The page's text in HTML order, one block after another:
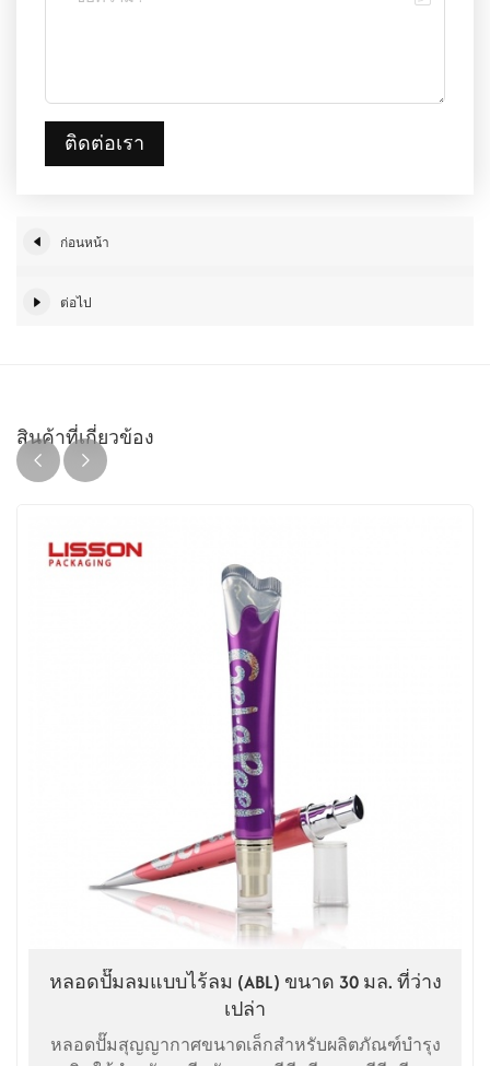
ติดต่อเรา
ก่อนหน้า
ต่อไป
สินค้าที่เกี่ยวข้อง
หลอดปั๊มลมแบบไร้ลม (ABL) ขนาด 30 มล. ที่ว่าง
เปล่า
หลอดปั๊มสุญญากาศขนาดเล็กสำหรับผลิตภัณฑ์บำรุง